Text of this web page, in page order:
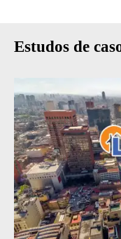
Estudos de